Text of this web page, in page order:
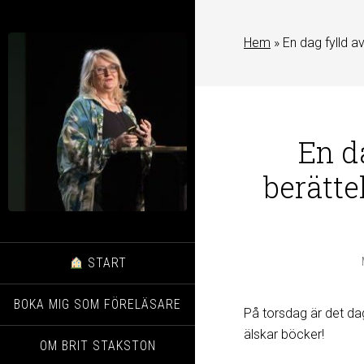
START
BOKA MIG SOM FÖRELÄSARE
OM BRIT STAKSTON
Hem » En dag fylld
En
På torsdag är det
älskar böcker!